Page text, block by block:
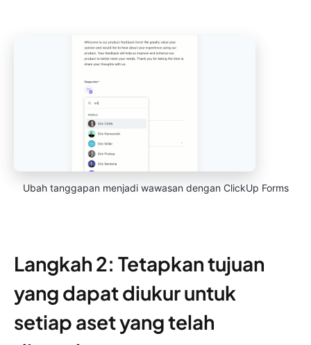
Ubah tanggapan menjadi wawasan dengan ClickUp Forms
Langkah 2: Tetapkan tujuan
yang dapat diukur untuk
setiap aset yang telah